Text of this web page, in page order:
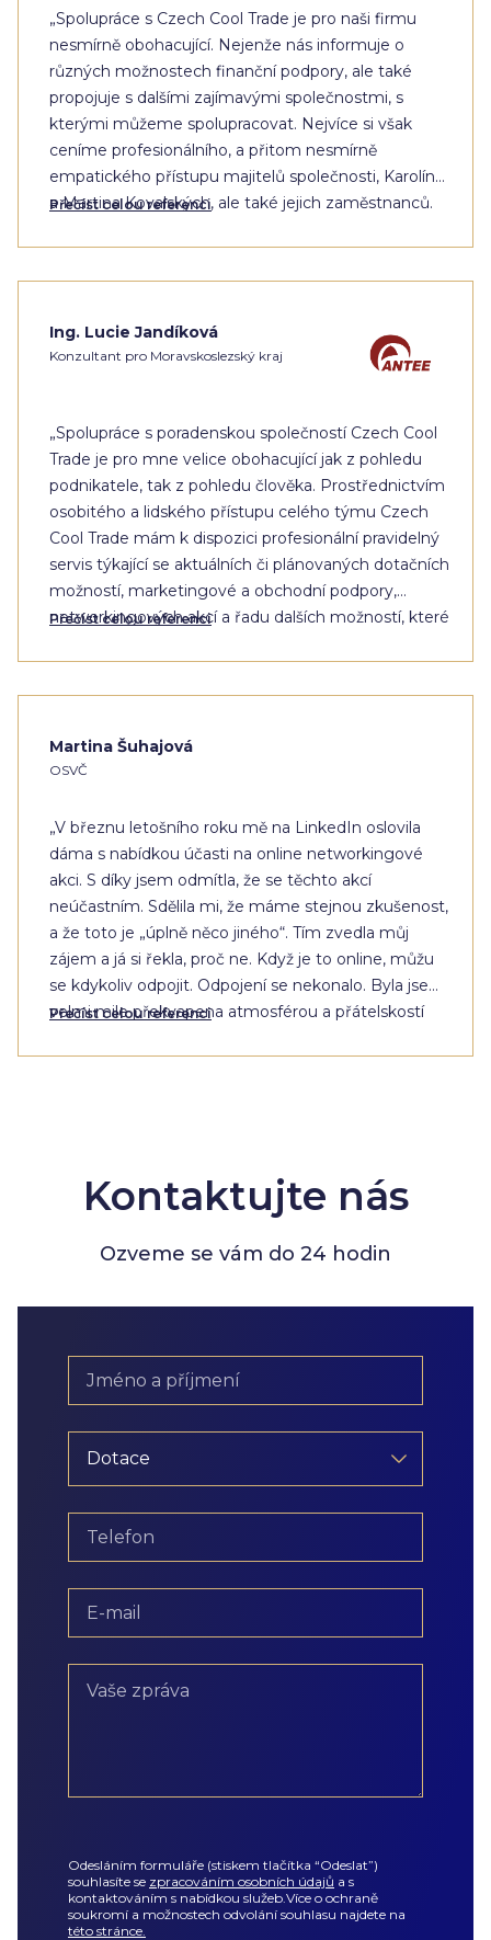
„Spolupráce s Czech Cool Trade je pro naši firmu
nesmírně obohacující. Nejenže nás informuje o
různých možnostech finanční podpory, ale také
propojuje s dalšími zajímavými společnostmi, s
kterými můžeme spolupracovat. Nejvíce si však
ceníme profesionálního, a přitom nesmírně
empatického přístupu majitelů společnosti, Karolíny
a Martina Kovalských, ale také jejich zaměstnanců.
Přečíst celou referenci
Ing. Lucie Jandíková
Konzultant pro Moravskoslezský kraj
„Spolupráce s poradenskou společností Czech Cool
Trade je pro mne velice obohacující jak z pohledu
podnikatele, tak z pohledu člověka. Prostřednictvím
osobitého a lidského přístupu celého týmu Czech
Cool Trade mám k dispozici profesionální pravidelný
servis týkající se aktuálních či plánovaných dotačních
možností, marketingové a obchodní podpory,
networkingových akcí a řadu dalších možností, které
Přečíst celou referenci
Martina Šuhajová
OSVČ
„V březnu letošního roku mě na LinkedIn oslovila
dáma s nabídkou účasti na online networkingové
akci. S díky jsem odmítla, že se těchto akcí
neúčastním. Sdělila mi, že máme stejnou zkušenost,
a že toto je „úplně něco jiného“. Tím zvedla můj
zájem a já si řekla, proč ne. Když je to online, můžu
se kdykoliv odpojit. Odpojení se nekonalo. Byla jsem
velmi mile překvapena atmosférou a přátelskostí
Přečíst celou referenci
Kontaktujte nás
Ozveme se vám do 24 hodin
Odesláním formuláře (stiskem tlačítka “Odeslat”)
souhlasíte se zpracováním osobních údajů a s
kontaktováním s nabídkou služeb.Více o ochraně
soukromí a možnostech odvolání souhlasu najdete na
této stránce.